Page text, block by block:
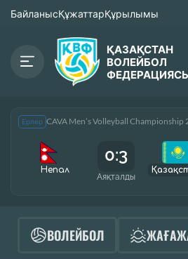
БайланысҚұжаттарҚұрылымы
ҚАЗАҚСТАН
ВОЛЕЙБОЛ
Ерлер CAVA Men’s Volleyball Championship
Непал
0:3
Аяқталды
ВОЛЕЙБОЛ